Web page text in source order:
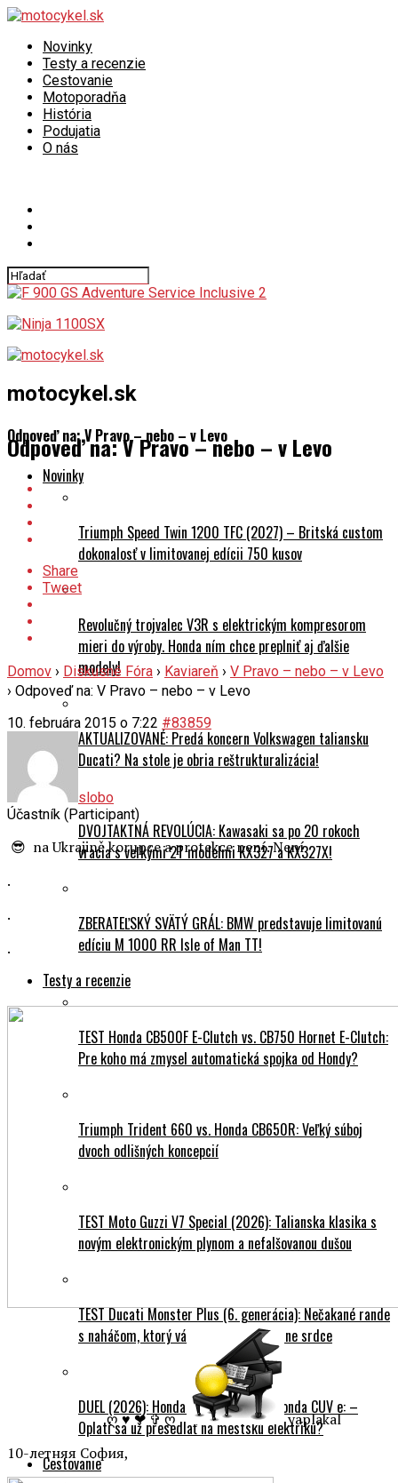
Novinky
Testy a recenzie
Cestovanie
Motoporadňa
História
Podujatia
O nás
motocykel.sk
Odpoveď na: V Pravo – nebo – v Levo
Novinky
Triumph Speed Twin 1200 TFC (2027) – Britská custom
dokonalosť v limitovanej edícii 750 kusov
Revolučný trojvalec V3R s elektrickým kompresorom
mieri do výroby. Honda ním chce preplniť aj ďalšie
modely!
AKTUALIZOVANÉ: Predá koncern Volkswagen taliansku
Ducati? Na stole je obria reštrukturalizácia!
DVOJTAKTNÁ REVOLÚCIA: Kawasaki sa po 20 rokoch
vracia s veľkými 2T modelmi KX327 a KX327X!
ZBERATEĽSKÝ SVÄTÝ GRÁL: BMW predstavuje limitovanú
edíciu M 1000 RR Isle of Man TT!
Testy a recenzie
TEST Honda CB500F E-Clutch vs. CB750 Hornet E-Clutch:
Pre koho má zmysel automatická spojka od Hondy?
Triumph Trident 660 vs. Honda CB650R: Veľký súboj
dvoch odlišných koncepcií
TEST Moto Guzzi V7 Special (2026): Talianska klasika s
novým elektronickým plynom a nefalšovanou dušou
TEST Ducati Monster Plus (6. generácia): Nečakané rande
s naháčom, ktorý vám okamžite ukradne srdce
DUEL (2026): Honda PCX 125 DX vs. Honda CUV e: –
Oplatí sa už presedlať na mestskú elektriku?
Cestovanie
Odpoveď na: V Pravo – nebo – v Levo
Share
Tweet
Domov › Diskusné Fóra › Kaviareň › V Pravo – nebo – v Levo
› Odpoveď na: V Pravo – nebo – v Levo
10. februára 2015 o 7:22 #83859
slobo
Účastník (Participant)
😎 na Ukrajině korupce a protekce není. Není
.
.
.
ღ ♥ ❤ ✞ ღ
yaplakal
10-летняя София,